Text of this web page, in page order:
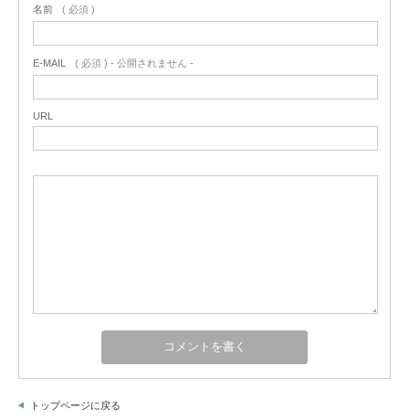
名前 ( 必須 )
E-MAIL ( 必須 ) - 公開されません -
URL
トップページに戻る